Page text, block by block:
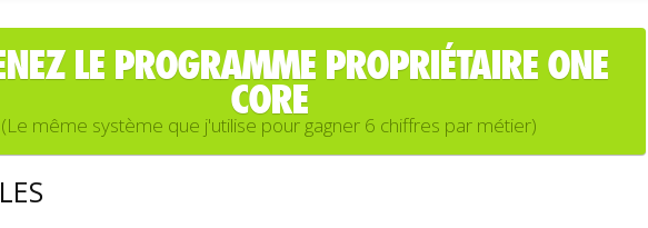
LE PROGRAMME PROPRIÉTAIRE ONE
CORE
(Le même système que j'utilise pour gagner 6 chiffres par métier)